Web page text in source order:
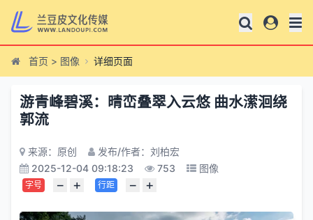
首页 > 图像 详细页面
游青峰碧溪：晴峦叠翠入云悠 曲水潆洄绕
郭流
来源：原创
发布/作者：刘柏宏
2025-12-04 09:18:23
753 图像
字号 − + 行距 − +